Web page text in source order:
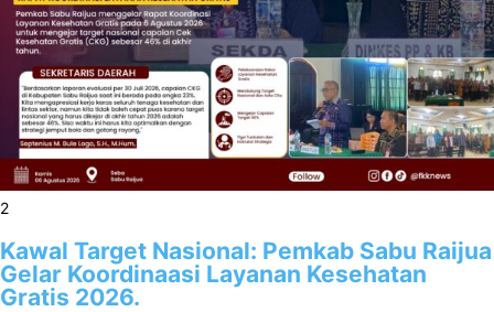
2
Kawal Target Nasional: Pemkab Sabu Raijua
Gelar Koordinaasi Layanan Kesehatan
Gratis 2026.